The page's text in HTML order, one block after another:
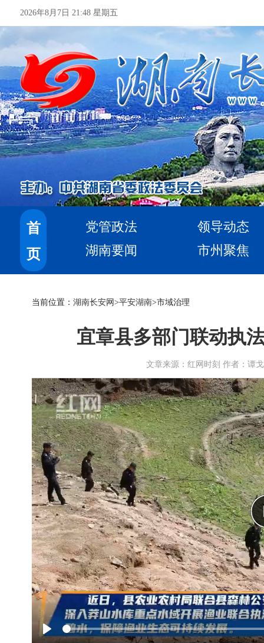
2026年8月7日 21:48 星期五
首
页
党管政法
领导动态
湖南要闻
市州聚焦
当前位置： 湖南长安网 >平安湖南>市域治理
宜章县多部门联动执
文章来源：红网时刻 作者：谭